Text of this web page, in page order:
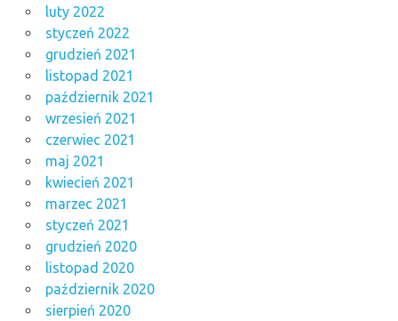
luty 2022
styczeń 2022
grudzień 2021
listopad 2021
październik 2021
wrzesień 2021
czerwiec 2021
maj 2021
kwiecień 2021
marzec 2021
styczeń 2021
grudzień 2020
listopad 2020
październik 2020
sierpień 2020